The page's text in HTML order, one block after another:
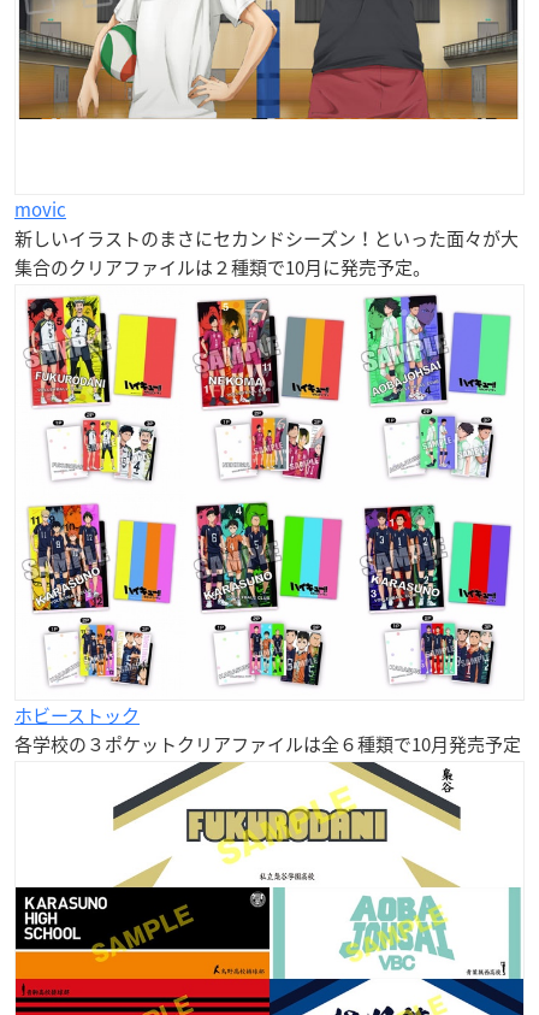
movic
新しいイラストのまさにセカンドシーズン！といった面々が大
集合のクリアファイルは２種類で10月に発売予定。
ホビーストック
各学校の３ポケットクリアファイルは全６種類で10月発売予定